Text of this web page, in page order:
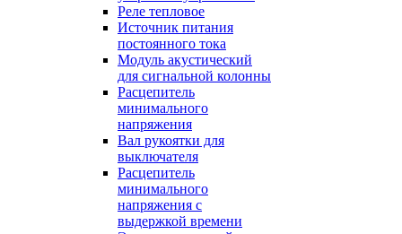
Реле тепловое
Источник питания
постоянного тока
Модуль акустический
для сигнальной колонны
Расцепитель
минимального
напряжения
Вал рукоятки для
выключателя
Расцепитель
минимального
напряжения с
выдержкой времени